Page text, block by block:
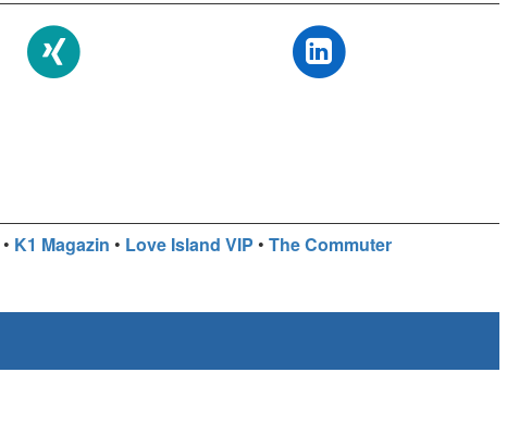
• K1 Magazin • Love Island VIP • The Commuter